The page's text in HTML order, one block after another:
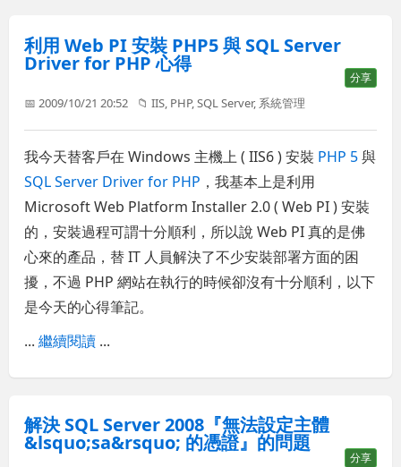
利用 Web PI 安裝 PHP5 與 SQL Server
Driver for PHP 心得
分享
📅 2009/10/21 20:52 📁IIS, PHP,SQL Server, 系統管理
我今天替客戶在 Windows 主機上 ( IIS6 ) 安裝 PHP 5與
SQL Server Driver for PHP ，我基本上是利用
Microsoft Web Platform Installer 2.0 ( Web PI ) 安裝
的，安裝過程可謂十分順利，所以說 Web PI 真的是佛
心來的產品，替 IT 人員解決了不少安裝部署方面的困
擾，不過 PHP 網站在執行的時候卻沒有十分順利，以下
是今天的心得筆記。
...繼續閱讀 ...
解決 SQL Server 2008『無法設定主體
&lsquo;sa&rsquo; 的憑證』的問題
分享